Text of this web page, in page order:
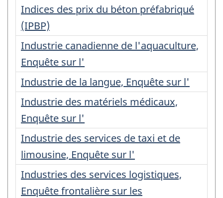
Indices des prix du béton préfabriqué
(IPBP)
Industrie canadienne de l'aquaculture,
Enquête sur l'
Industrie de la langue, Enquête sur l'
Industrie des matériels médicaux,
Enquête sur l'
Industrie des services de taxi et de
limousine, Enquête sur l'
Industries des services logistiques,
Enquête frontalière sur les